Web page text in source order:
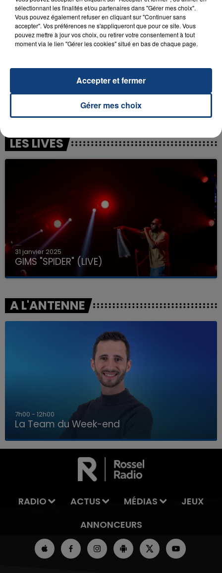
LA TEAM DU WEEK-END
TOVE LO & STROMAE
LES LIVES
31 janvier 2025
GIMS "SPIDER" (LIVE)
A L'ANTENNE
16h00 - 20h00
La Team du Week-end
RADIO ACTUS MÉDIAS
JEUX
ANNONCEURS
sélectionnant les finalités et/ou partenaires dans "Gérer mes choix".
Vous pouvez également refuser en cliquant sur "Continuer sans
accepter". Vos préférences ne s'appliqueront que pour ce site. Vous
pouvez mettre à jour vos choix, ou retirer votre consentement à tout
moment via le lien "Gérer les cookies" situé en bas de chaque page.
Gérer mes choix
Accepter et fermer